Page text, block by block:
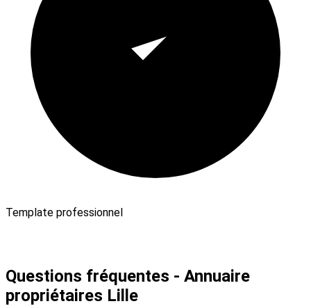
Template professionnel
Questions fréquentes - Annuaire
propriétaires Lille